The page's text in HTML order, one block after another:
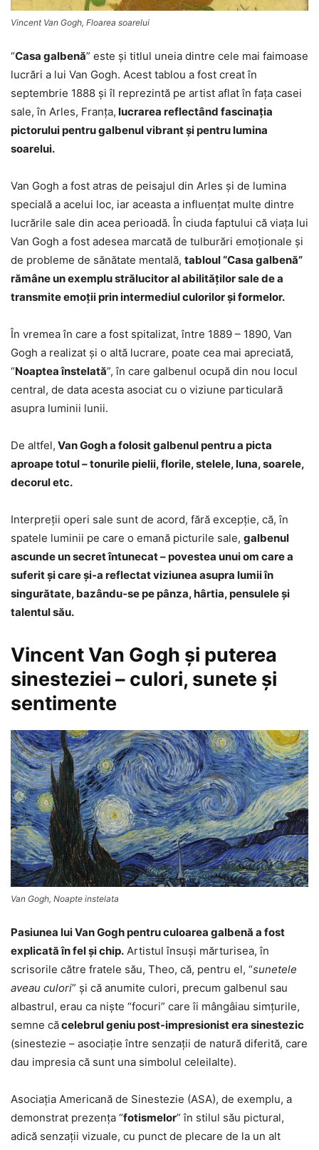
Vincent Van Gogh, Floarea soarelui
“Casa galbenă” este şi titlul uneia dintre cele mai faimoase
lucrări a lui Van Gogh. Acest tablou a fost creat în
septembrie 1888 și îl reprezintă pe artist aflat în fața casei
sale, în Arles, Franța, lucrarea reflectând fascinația
pictorului pentru galbenul vibrant și pentru lumina
soarelui.
Van Gogh a fost atras de peisajul din Arles și de lumina
specială a acelui loc, iar aceasta a influențat multe dintre
lucrările sale din acea perioadă. În ciuda faptului că viața lui
Van Gogh a fost adesea marcată de tulburări emoționale și
de probleme de sănătate mentală, tabloul “Casa galbenă”
rămâne un exemplu strălucitor al abilităților sale de a
transmite emoții prin intermediul culorilor și formelor.
În vremea în care a fost spitalizat, între 1889 – 1890, Van
Gogh a realizat şi o altă lucrare, poate cea mai apreciată,
“Noaptea înstelată”, în care galbenul ocupă din nou locul
central, de data acesta asociat cu o viziune particulară
asupra luminii lunii.
De altfel, Van Gogh a folosit galbenul pentru a picta
aproape totul – tonurile pielii, florile, stelele, luna, soarele,
decorul etc.
Interpreţii operi sale sunt de acord, fără excepţie, că, în
spatele luminii pe care o emană picturile sale, galbenul
ascunde un secret întunecat – povestea unui om care a
suferit și care și-a reflectat viziunea asupra lumii în
singurătate, bazându-se pe pânza, hârtia, pensulele şi
talentul său.
Vincent Van Gogh și puterea
sinesteziei – culori, sunete şi
sentimente
Van Gogh, Noapte instelata
Pasiunea lui Van Gogh pentru culoarea galbenă a fost
explicată în fel şi chip. Artistul însuşi mărturisea, în
scrisorile către fratele său, Theo, că, pentru el, “sunetele
aveau culori” și că anumite culori, precum galbenul sau
albastrul, erau ca niște “focuri” care îi mângâiau simțurile,
semne căcelebrul geniu post-impresionist era sinestezic
(sinestezie – asociație între senzații de natură diferită, care
dau impresia că sunt una simbolul celeilalte).
Asociația Americană de Sinestezie (ASA), de exemplu, a
demonstrat prezența “fotismelor” în stilul său pictural,
adică senzații vizuale, cu punct de plecare de la un alt